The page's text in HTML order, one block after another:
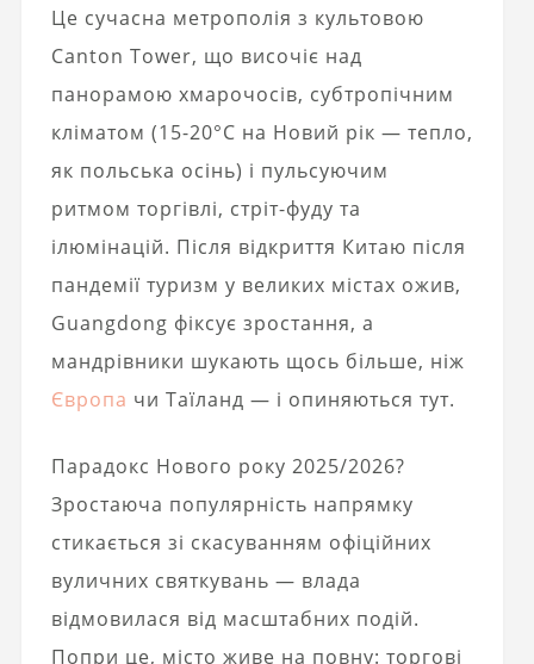
Це сучасна метрополія з культовою
Canton Tower, що височіє над
панорамою хмарочосів, субтропічним
кліматом (15-20°C на Новий рік — тепло,
як польська осінь) і пульсуючим
ритмом торгівлі, стріт-фуду та
ілюмінацій. Після відкриття Китаю після
пандемії туризм у великих містах ожив,
Guangdong фіксує зростання, а
мандрівники шукають щось більше, ніж
Європа чи Таїланд — і опиняються тут.
Парадокс Нового року 2025/2026?
Зростаюча популярність напрямку
стикається зі скасуванням офіційних
вуличних святкувань — влада
відмовилася від масштабних подій.
Попри це, місто живе на повну: торгові